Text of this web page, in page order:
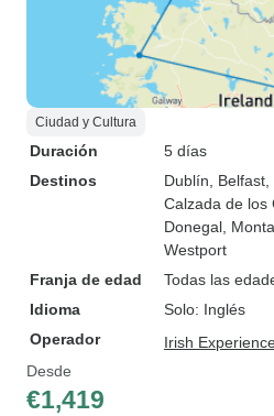
Ciudad y Cultura
Duración
5 días
Destinos
Dublín , Belfast
Calzada de los
Donegal ,
Westport
Franja de edad
Todas las
Idioma
Solo: Inglés
Operador
Irish
Desde
€1,419